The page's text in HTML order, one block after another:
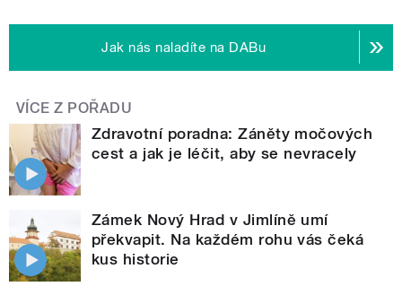
Jak nás naladíte na DABu
VÍCE Z POŘADU
Zdravotní poradna: Záněty močových
cest a jak je léčit, aby se nevracely
Zámek Nový Hrad v Jimlíně umí
překvapit. Na každém rohu vás čeká
kus historie